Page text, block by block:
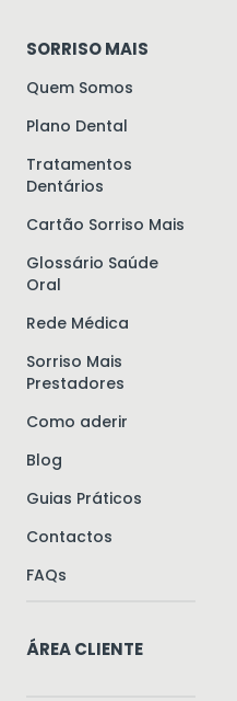
SORRISO MAIS
Quem Somos
Plano Dental
Tratamentos
Dentários
Cartão Sorriso Mais
Glossário Saúde
Oral
Rede Médica
Sorriso Mais
Prestadores
Como aderir
Blog
Guias Práticos
Contactos
FAQs
ÁREA CLIENTE